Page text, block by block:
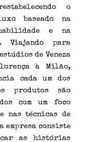
o
baseado na
e na
Viajando para
de Veneza
à Milão,
cada um dos
produtos são
com um foco
nas técnicas de
empresa consiste
as histórias